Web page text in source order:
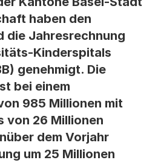
haben den
die Jahresrechnung
Kinderspitals
genehmigt. Die
bei einem
985 Millionen mit
von 26 Millionen
dem Vorjahr
um 25 Millionen